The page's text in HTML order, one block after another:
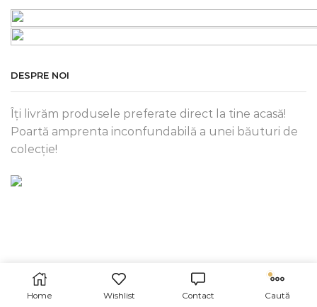
DESPRE NOI
Îți livrăm produsele preferate direct la tine acasă!
Poartă amprenta inconfundabilă a unei băuturi de
colecție!
Home Wishlist Contact Caută